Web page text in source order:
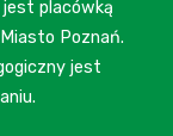
jest placówką
Poznań.
jest